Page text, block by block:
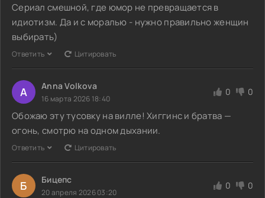
Сериал смешной, где юмор не превращается в
идиотизм. Да и с моралью - нужно правильно женщин
выбирать)
Ответить Цитировать
A Anna Volkova
16 марта 2026 18:40
0 0
Обожаю эту тусовку на вилле! Хиггинс и братва —
огонь, смотрю на одном дыхании.
Ответить Цитировать
Б Бицепс
20 апреля 2026 03:20
0 0